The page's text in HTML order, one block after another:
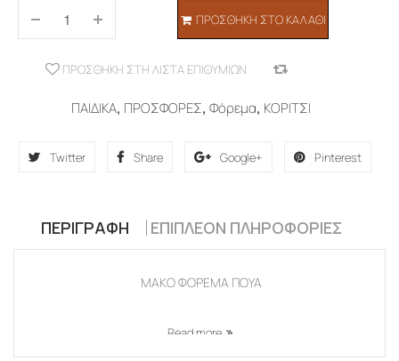
ΠΡΟΣΘΉΚΗ ΣΤΟ ΚΑΛΆΘΙ
ΠΡΟΣΘΉΚΗ ΣΤΗ ΛΊΣΤΑ ΕΠΙΘΥΜΙΏΝ
ΠΑΙΔΙΚΑ, ΠΡΟΣΦΟΡΕΣ, Φόρεμα, ΚΟΡΙΤΣΙ
Twitter Share Google+ Pinterest
ΠΕΡΙΓΡΑΦΉ ΕΠΙΠΛΈΟΝ ΠΛΗΡΟΦΟΡΊΕΣ
ΜΑΚΟ ΦΟΡΕΜΑ ΠΟΥΑ
Read more